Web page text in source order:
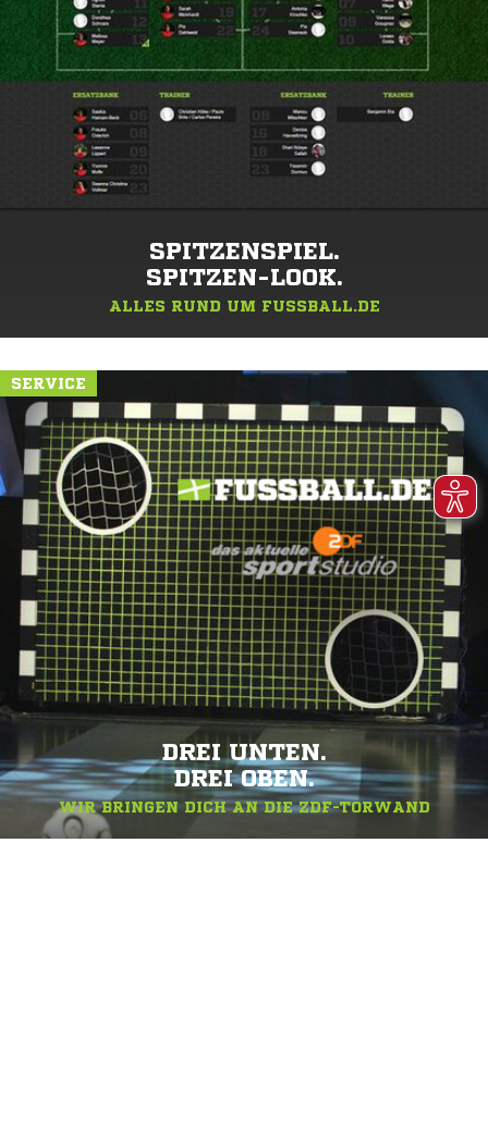
SPITZENSPIEL.
SPITZEN-LOOK.
ALLES RUND UM FUSSBALL.DE
SERVICE
DREI UNTEN.
DREI OBEN.
WIR BRINGEN DICH AN DIE ZDF-TORWAND